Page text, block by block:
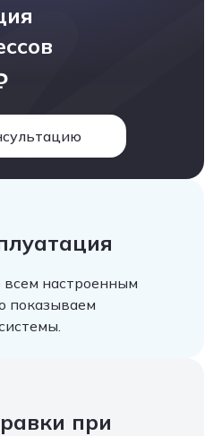
настроенным
показываем
при